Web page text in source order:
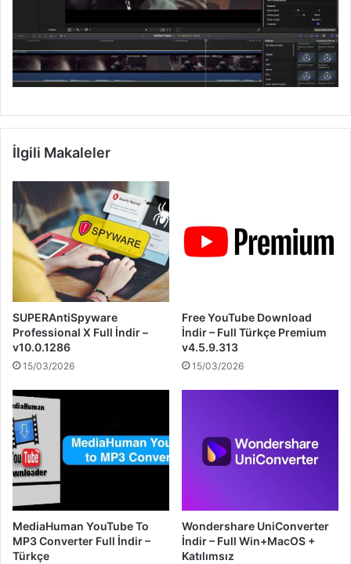
İlgili Makaleler
SUPERAntiSpyware
Professional X Full İndir –
v10.0.1286
15/03/2026
Free YouTube Download
İndir – Full Türkçe Premium
v4.5.9.313
15/03/2026
MediaHuman YouTube To
MP3 Converter Full İndir –
Türkçe
Wondershare UniConverter
İndir – Full Win+MacOS +
Katılımsız